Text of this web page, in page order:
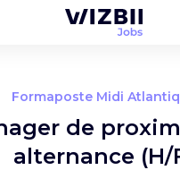
Formaposte Midi
de
alternance (H/